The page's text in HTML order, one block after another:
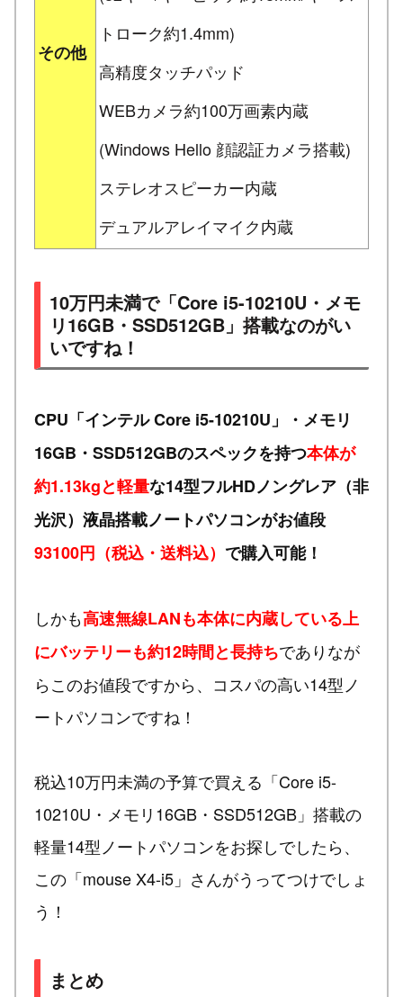
その他
トローク約1.4mm)
高精度タッチパッド
WEBカメラ約100万画素内蔵
(Windows Hello 顔認証カメラ搭載)
ステレオスピーカー内蔵
デュアルアレイマイク内蔵
10万円未満で「Core i5-10210U・メモ
リ16GB・SSD512GB」搭載なのがい
いですね！
CPU「インテル Core i5-10210U」・メモリ
16GB・SSD512GBのスペックを持つ本体が
約1.13kgと軽量な14型フルHDノングレア（非
光沢）液晶搭載ノートパソコンがお値段
93100円（税込・送料込） で購入可能！
しかも高速無線LANも本体に内蔵している上
にバッテリーも約12時間と長持ちでありなが
らこのお値段ですから、コスパの高い14型ノ
ートパソコンですね！
税込10万円未満の予算で買える「Core i5-
10210U・メモリ16GB・SSD512GB」搭載の
軽量14型ノートパソコンをお探しでしたら、
この「mouse X4-i5」さんがうってつけでしょ
う！
まとめ